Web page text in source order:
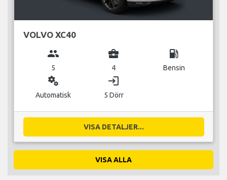
VOLVO XC40
group
5
business_center
4
local_gas_station
Bensin
miscellaneous_services
Automatisk
login
5 Dörr
VISA DETALJER...
VISA ALLA